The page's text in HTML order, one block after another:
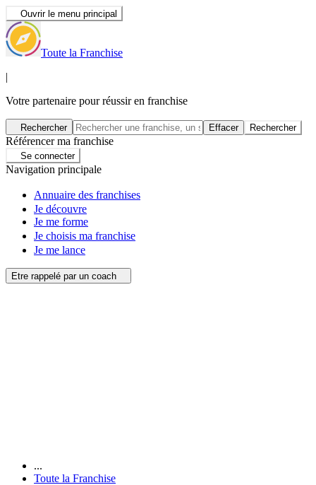
Ouvrir le menu principal
Toute la Franchise
|
Votre partenaire pour réussir en franchise
Rechercher Effacer Rechercher
Référencer ma franchise
Se connecter
Navigation principale
Annuaire des franchises
Je découvre
Je me forme
Je choisis ma franchise
Je me lance
Etre rappelé par un coach
...
Toute la Franchise